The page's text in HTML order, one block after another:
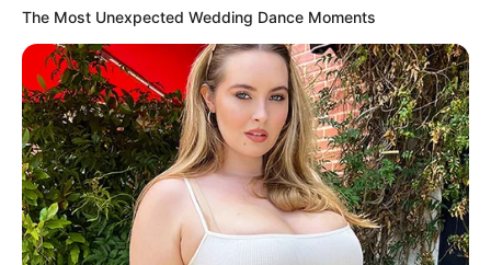
The Most Unexpected Wedding Dance Moments